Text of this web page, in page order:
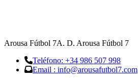
Arousa Fútbol 7A. D. Arousa Fútbol 7
Teléfono: +34 986 507 998
Email : info@arousafutbol7.com